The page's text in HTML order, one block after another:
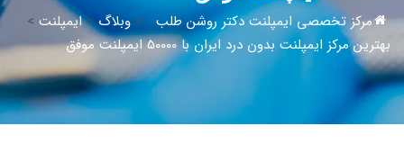
مرکز تخصصی ایمپلنت دکتر روشن طلب >وبلاگ>ایمپلنت >
بهترین مرکز ایمپلنت بدون درد ایران با 50000 ایمپلنت موفق